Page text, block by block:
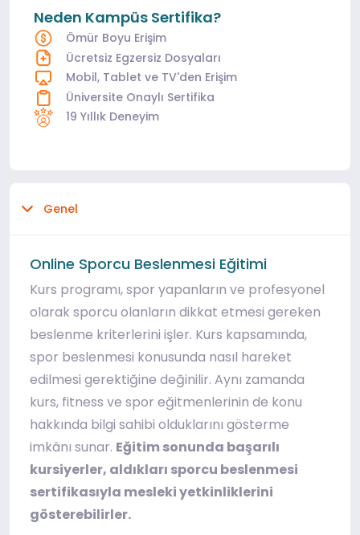
Neden Kampüs Sertifika?
Ömür Boyu Erişim
Ücretsiz Egzersiz Dosyaları
Mobil, Tablet ve TV'den Erişim
Üniversite Onaylı Sertifika
19 Yıllık Deneyim
Genel
Online Sporcu Beslenmesi Eğitimi
Kurs programı, spor yapanların ve profesyonel
olarak sporcu olanların dikkat etmesi gereken
beslenme kriterlerini işler. Kurs kapsamında,
spor beslenmesi konusunda nasıl hareket
edilmesi gerektiğine değinilir. Aynı zamanda
kurs, fitness ve spor eğitmenlerinin de konu
hakkında bilgi sahibi olduklarını gösterme
imkânı sunar. Eğitim sonunda başarılı
kursiyerler, aldıkları sporcu beslenmesi
sertifikasıyla mesleki yetkinliklerini
gösterebilirler.